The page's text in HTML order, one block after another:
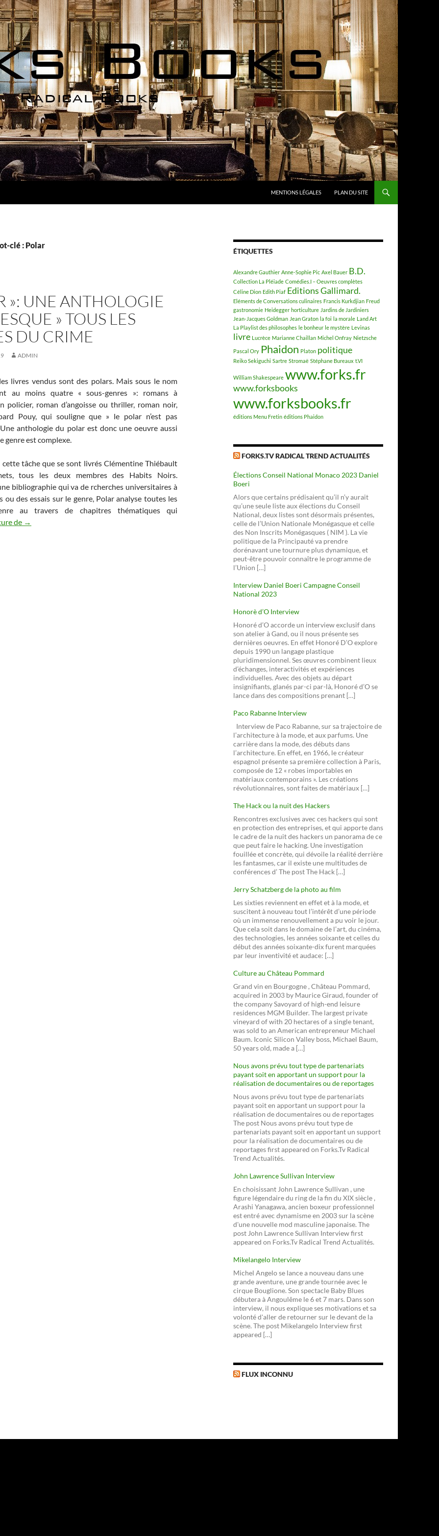
MENTIONS LÉGALES PLAN DU SITE
clé : Polar
»: UNE ANTHOLOGIE
» TOUS LES
DU CRIME
ADMIN
livres vendus sont des polars. Mais sous le nom
au moins quatre « sous-genres »: romans à
policier, roman d’angoisse ou thriller, roman noir,
Pouy, qui souligne que » le polar n’est pas
anthologie du polar est donc une oeuvre aussi
genre est complexe.
cette tâche que se sont livrés Clémentine Thiébault
tous les deux membres des Habits Noirs.
bibliographie qui va de rcherches universitaires à
ou des essais sur le genre, Polar analyse toutes les
au travers de chapitres thématiques qui
de « Polar »: une anthologie de « presque » tous les maîtres du crime
→
ÉTIQUETTES
Alexandre Gauthier Anne-Sophie Pic Axel Bauer B.D.
Collection La Pléiade Comédies.I – Oeuvres complètes
Céline Dion Edith Piaf Editions Gallimard.
Eléments de Conversations culinaires Francis Kurkdjian Freud
gastronomie Heidegger horticulture Jardins de Jardiniers
Jean-Jacques Goldman Jean Graton la foi la morale Land Art
La Playlist des philosophes le bonheur le mystère Levinas
livre Lucrèce Marianne Chaillan Michel Onfray Nietzsche
Pascal Ory Phaidon Platon politique
Reiko Sekiguchi Sartre Stromaë Stéphane Bureaux t.VI
William Shakespeare www.forks.fr
www.forksbooks
www.forksbooks.fr
éditions Menu Fretin éditions Phaidon
FORKS.TV RADICAL TREND ACTUALITÉS
Élections Conseil National Monaco 2023 Daniel
Boeri
Alors que certains prédisaient qu’il n’y aurait
qu’une seule liste aux élections du Conseil
National, deux listes sont désormais présentes,
celle de l’Union Nationale Monégasque et celle
des Non Inscrits Monégasques ( NIM ). La vie
politique de la Principauté va prendre
dorénavant une tournure plus dynamique, et
peut-être pouvoir connaître le programme de
l’Union […]
Interview Daniel Boeri Campagne Conseil
National 2023
Honorè d’O Interview
Honoré d’O accorde un interview exclusif dans
son atelier à Gand, ou il nous présente ses
dernières oeuvres. En effet Honoré D’O explore
depuis 1990 un langage plastique
pluridimensionnel. Ses œuvres combinent lieux
d’échanges, interactivités et expériences
individuelles. Avec des objets au départ
insignifiants, glanés par-ci par-là, Honoré d’O se
lance dans des compositions prenant […]
Paco Rabanne Interview
Interview de Paco Rabanne, sur sa trajectoire de
l’architecture à la mode, et aux parfums. Une
carrière dans la mode, des débuts dans
l’architecture. En effet, en 1966, le créateur
espagnol présente sa première collection à Paris,
composée de 12 « robes importables en
matériaux contemporains ». Les créations
révolutionnaires, sont faites de matériaux […]
The Hack ou la nuit des Hackers
Rencontres exclusives avec ces hackers qui sont
en protection des entreprises, et qui apporte dans
le cadre de la nuit des hackers un panorama de ce
que peut faire le hacking. Une investigation
fouillée et concrète, qui dévoile la réalité derrière
les fantasmes, car il existe une multitudes de
conférences d’ The post The Hack […]
Jerry Schatzberg de la photo au film
Les sixties reviennent en effet et à la mode, et
suscitent à nouveau tout l’intérêt d’une période
où un immense renouvellement a pu voir le jour.
Que cela soit dans le domaine de l’art, du cinéma,
des technologies, les années soixante et celles du
début des années soixante-dix furent marquées
par leur inventivité et audace: […]
Culture au Château Pommard
Grand vin en Bourgogne , Château Pommard,
acquired in 2003 by Maurice Giraud, founder of
the company Savoyard of high-end leisure
residences MGM Builder. The largest private
vineyard of with 20 hectares of a single tenant,
was sold to an American entrepreneur Michael
Baum. Iconic Silicon Valley boss, Michael Baum,
50 years old, made a […]
Nous avons prévu tout type de partenariats
payant soit en apportant un support pour la
réalisation de documentaires ou de reportages
Nous avons prévu tout type de partenariats
payant soit en apportant un support pour la
réalisation de documentaires ou de reportages
The post Nous avons prévu tout type de
partenariats payant soit en apportant un support
pour la réalisation de documentaires ou de
reportages first appeared on Forks.Tv Radical
Trend Actualités.
John Lawrence Sullivan Interview
En choisissant John Lawrence Sullivan , une
figure légendaire du ring de la fin du XIX siècle ,
Arashi Yanagawa, ancien boxeur professionnel
est entré avec dynamisme en 2003 sur la scène
d'une nouvelle mod masculine japonaise. The
post John Lawrence Sullivan Interview first
appeared on Forks.Tv Radical Trend Actualités.
Mikelangelo Interview
Michel Angelo se lance a nouveau dans une
grande aventure, une grande tournée avec le
cirque Bouglione. Son spectacle Baby Blues
débutera à Angoulême le 6 et 7 mars. Dans son
interview, il nous explique ses motivations et sa
volonté d'aller de retourner sur le devant de la
scène. The post Mikelangelo Interview first
appeared […]
FLUX INCONNU